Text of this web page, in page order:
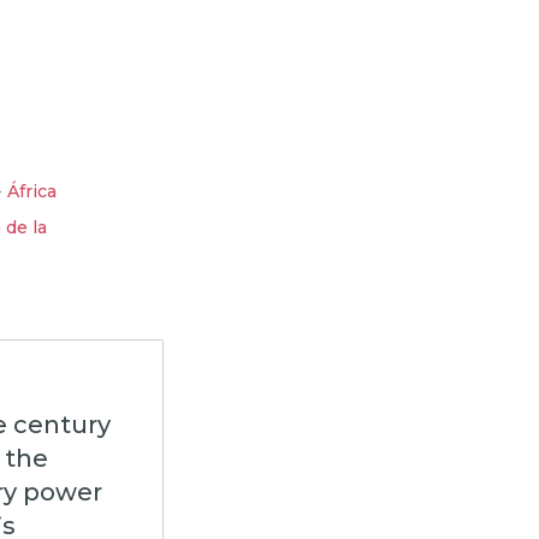
África
la
century
the
power